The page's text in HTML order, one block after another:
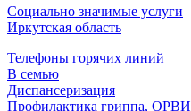
Социально значимые услуги
Иркутская область
Телефоны горячих линий
В семью
Диспансеризация
Профилактика гриппа, ОРВИ